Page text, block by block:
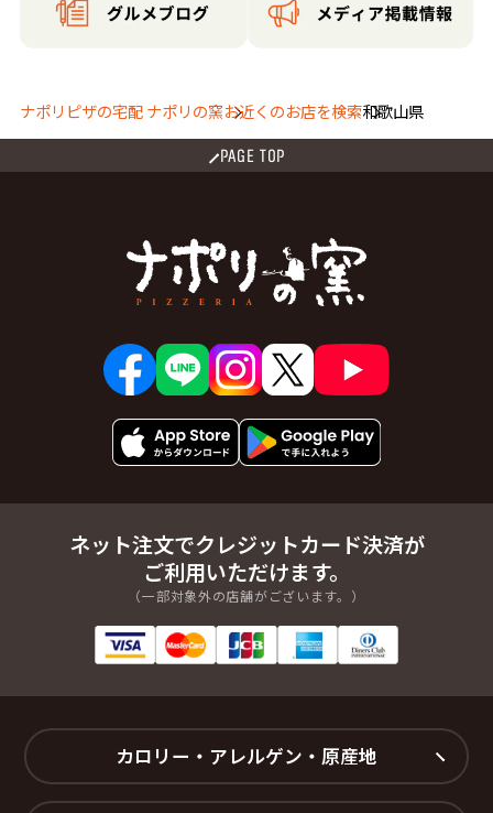
ナポリピザの宅配 ナポリの窯お近くのお店を検索和歌山県
PAGE TOP
ネット注文でクレジットカード決済が
ご利用いただけます。
（一部対象外の店舗がございます。）
カロリー・アレルゲン・原産地